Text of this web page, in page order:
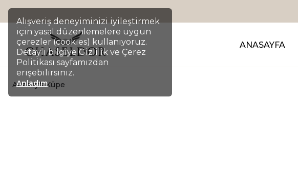
Alışveriş deneyiminizi iyileştirmek
için yasal düzenlemelere uygun
çerezler (cookies) kullanıyoruz.
Detaylı bilgiye Gizlilik ve Çerez
Politikası sayfamızdan
erişebilirsiniz.
Anladım
ANASAYFA
AnasayfaKüpe